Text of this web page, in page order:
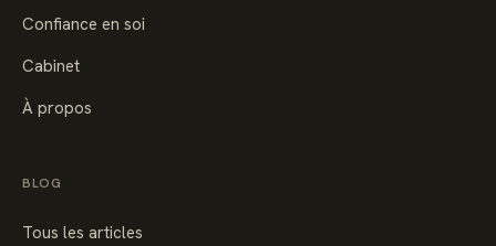
Confiance en soi
Cabinet
À propos
BLOG
Tous les articles